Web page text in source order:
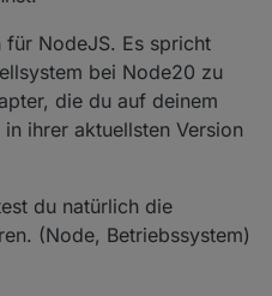
für NodeJS. Es spricht
bei Node20 zu
die du auf deinem
ihrer aktuellsten Version
du natürlich die
(Node, Betriebssystem)